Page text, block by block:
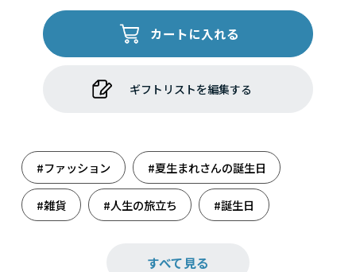
カートに入れる
ギフトリストを編集する
#ファッション #夏生まれさんの誕生日
#雑貨 #人生の旅立ち #誕生日
すべて見る